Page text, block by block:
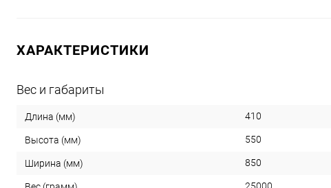
ХАРАКТЕРИСТИКИ
Вес и габариты
Длина (мм) 410
Высота (мм) 550
Ширина (мм) 850